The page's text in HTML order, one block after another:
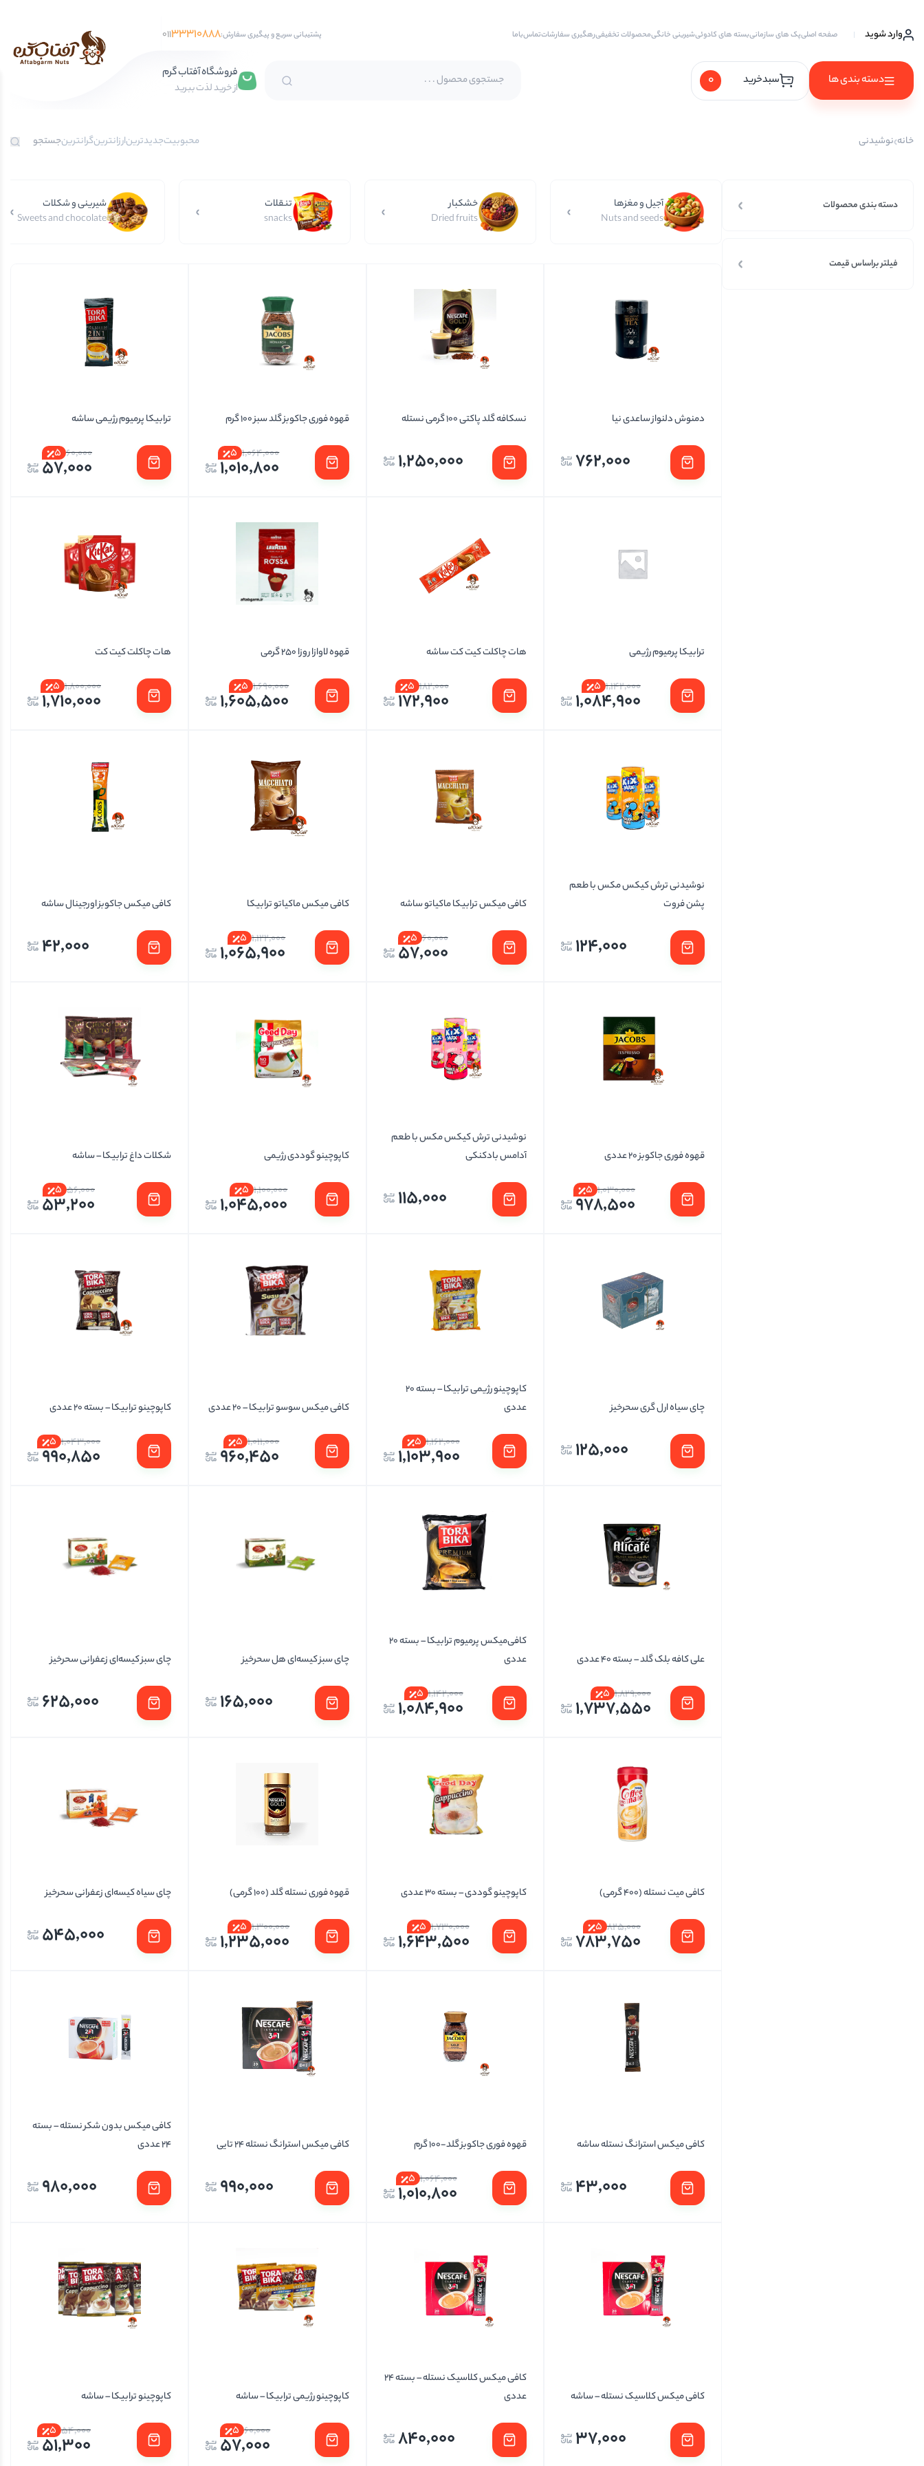
وارد شوید صفحه اصلیپک های سازمانیبسته های کادوئیشیرینی خانگیمحصولات تخفیفیرهگیری سفارشاتتماس‌با‌ما پشتیبانی سریع و پیگیری سفارش: 01133310888
دسته بندی ها
آجیل سه مغز
بادام هندی
بادام درختی
تخمه هندوانه
سبدخرید 0 فروشگاه آفتاب گرم
از خرید لذت ببرید
خانه نوشیدنی محبوبیتجدیدترینارزانترینگرانترین
دسته بندی محصولات
فیلتر براساس قیمت
آجیل و مغزها
Nuts and seeds
خشکبار
Dried fruits
تنقلات
snacks
شیرینی و شکلات
Sweets and chocolate
دمنوش دلنواز ساعدی نیا
762,000
نسکافه گلد پاکتی 100 گرمی نستله
1,250,000
قهوه فوری جاکوبز گلد سبز 100 گرم
5 1,064,000
1,010,800
ترابیکا پرمیوم رژیمی ساشه
5 60,000
57,000
ترابیکا پرمیوم رژیمی
5 1,142,000
1,084,900
هات چاکلت کیت کت ساشه
5 182,000
172,900
قهوه لاوازا روزا 250 گرمی
5 1,690,000
1,605,500
هات چاکلت کیت کت
5 1,800,000
1,710,000
نوشیدنی ترش کیکس مکس با طعم
پشن فروت
124,000
کافی میکس ترابیکا ماکیاتو ساشه
5 60,000
57,000
کافی میکس ماکیاتو ترابیکا
5 1,122,000
1,065,900
کافی میکس جاکوبز اورجینال ساشه
42,000
قهوه فوری جاکوبز 20 عددی
5 1,030,000
978,500
نوشیدنی ترش کیکس مکس با طعم
آدامس بادکنکی
115,000
کاپوچینو گوددی رژیمی
5 1,100,000
1,045,000
شکلات داغ ترابیکا – ساشه
5 56,000
53,200
چای سیاه ارل گری سحرخیز
125,000
کاپوچینو رژیمی ترابیکا – بسته 20
عددی
5 1,162,000
1,103,900
کافی میکس سوسو ترابیکا – 20 عددی
5 1,011,000
960,450
کاپوچینو ترابیکا – بسته 20 عددی
5 1,043,000
990,850
علی کافه بلک گلد – بسته 40 عددی
5 1,829,000
1,737,550
کافی‌میکس پرمیوم ترابیکا – بسته 20
عددی
5 1,142,000
1,084,900
چای سبز کیسه‌ای هل سحرخیز
165,000
چای سبز کیسه‌ای زعفرانی سحرخیز
625,000
کافی میت نستله (400 گرمی)
5 825,000
783,750
کاپوچینو گوددی – بسته 30 عددی
5 1,730,000
1,643,500
قهوه فوری نستله گلد (100 گرمی)
5 1,300,000
1,235,000
چای سیاه کیسه‌ای زعفرانی سحرخیز
545,000
کافی میکس استرانگ نستله ساشه
43,000
قهوه فوری جاکوبز گلد-100 گرم
5 1,064,000
1,010,800
کافی میکس استرانگ نستله 24 تایی
990,000
کافی میکس بدون شکر نستله – بسته
24 عددی
980,000
کافی میکس کلاسیک نستله – ساشه
37,000
کافی میکس کلاسیک نستله – بسته 24
عددی
840,000
کاپوچینو رژیمی ترابیکا – ساشه
5 60,000
57,000
کاپوچینو ترابیکا – ساشه
5 54,000
51,300